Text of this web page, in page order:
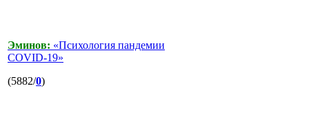
Эминов: «Психология пандемии
COVID-19»
(5882/0)